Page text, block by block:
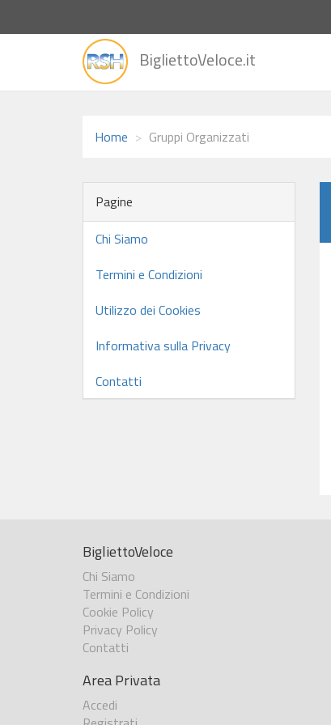
alla
BigliettoVeloce.it
Home Gruppi Organizzati
Pagine
Chi Siamo
Termini e Condizioni
Utilizzo dei Cookies
Informativa sulla Privacy
Contatti
BigliettoVeloce
Chi Siamo
Termini e Condizioni
Cookie Policy
Privacy Policy
Contatti
Area Privata
Accedi